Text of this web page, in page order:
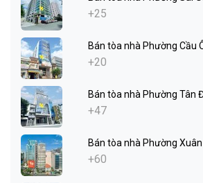
+25
Bán tòa nhà Phường Cầu
+20
Bán tòa nhà Phường Tân
+47
Bán tòa nhà Phường Xuân
+60